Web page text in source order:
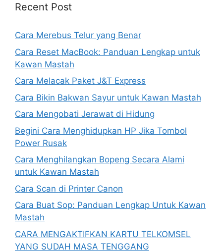
Recent Post
Cara Merebus Telur yang Benar
Cara Reset MacBook: Panduan Lengkap untuk
Kawan Mastah
Cara Melacak Paket J&T Express
Cara Bikin Bakwan Sayur untuk Kawan Mastah
Cara Mengobati Jerawat di Hidung
Begini Cara Menghidupkan HP Jika Tombol
Power Rusak
Cara Menghilangkan Bopeng Secara Alami
untuk Kawan Mastah
Cara Scan di Printer Canon
Cara Buat Sop: Panduan Lengkap Untuk Kawan
Mastah
CARA MENGAKTIFKAN KARTU TELKOMSEL
YANG SUDAH MASA TENGGANG